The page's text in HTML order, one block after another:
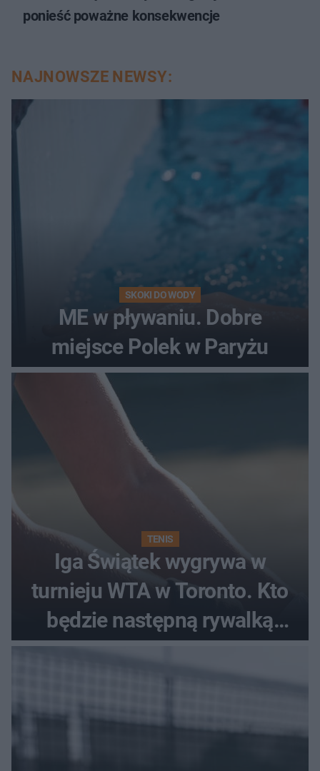
ponieść poważne konsekwencje
NAJNOWSZE NEWSY:
SKOKI DO WODY
ME w pływaniu. Dobre
miejsce Polek w Paryżu
TENIS
Iga Świątek wygrywa w
turnieju WTA w Toronto. Kto
będzie następną rywalką
Polki?